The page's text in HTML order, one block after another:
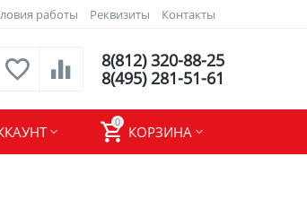
работы Реквизиты Контакты
8(812) 320-88-25
8(495) 281-51-61
0
КОРЗИНА